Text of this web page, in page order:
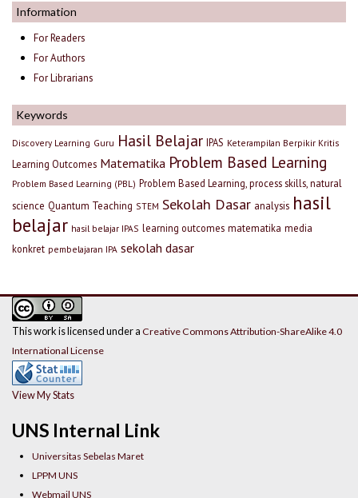
Information
For Readers
For Authors
For Librarians
Keywords
Discovery Learning Guru Hasil Belajar IPAS Keterampilan Berpikir Kritis
Learning Outcomes Matematika Problem Based Learning
Problem Based Learning (PBL) Problem Based Learning, process skills, natural
science Quantum Teaching STEM Sekolah Dasar analysis hasil
belajar hasil belajar IPAS learning outcomes matematika media
konkret pembelajaran IPA sekolah dasar
UNS Internal Link
Universitas Sebelas Maret
LPPM UNS
Webmail UNS
This work is licensed under a Creative Commons Attribution-ShareAlike 4.0
International License
View My Stats